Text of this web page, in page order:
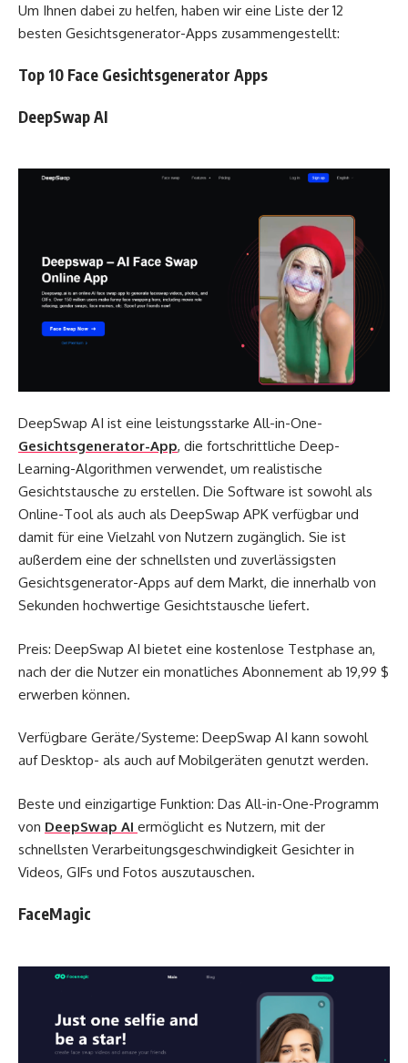
Um Ihnen dabei zu helfen, haben wir eine Liste der 12
besten Gesichtsgenerator-Apps zusammengestellt:
Top 10 Face Gesichtsgenerator Apps
DeepSwap AI
DeepSwap AI ist eine leistungsstarke All-in-One-
Gesichtsgenerator-App, die fortschrittliche Deep-
Learning-Algorithmen verwendet, um realistische
Gesichtstausche zu erstellen. Die Software ist sowohl als
Online-Tool als auch als DeepSwap APK verfügbar und
damit für eine Vielzahl von Nutzern zugänglich. Sie ist
außerdem eine der schnellsten und zuverlässigsten
Gesichtsgenerator-Apps auf dem Markt, die innerhalb von
Sekunden hochwertige Gesichtstausche liefert.
Preis: DeepSwap AI bietet eine kostenlose Testphase an,
nach der die Nutzer ein monatliches Abonnement ab 19,99 $
erwerben können.
Verfügbare Geräte/Systeme: DeepSwap AI kann sowohl
auf Desktop- als auch auf Mobilgeräten genutzt werden.
Beste und einzigartige Funktion: Das All-in-One-Programm
von DeepSwap AI ermöglicht es Nutzern, mit der
schnellsten Verarbeitungsgeschwindigkeit Gesichter in
Videos, GIFs und Fotos auszutauschen.
FaceMagic